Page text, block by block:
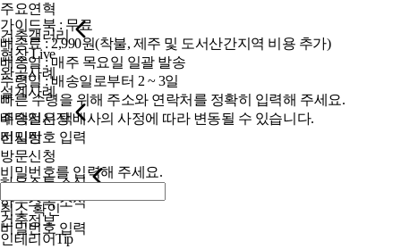
주요연혁
건축갤러리
현장 Live
완공사례
설계사례
주택전시장
전시장
방문신청
하우스톡 소식
하우스톡 소식
건축정보
인테리어Tip
가이드북 : 무료
배송료 : 2,990원(착불, 제주 및 도서산간지역 비용 추가)
배송일 : 매주 목요일 일괄 발송
수령일 : 배송일로부터 2 ~ 3일
빠른 수령을 위해 주소와 연락처를 정확히 입력해 주세요.
베송일은 택배사의 사정에 따라 변동될 수 있습니다.
비밀번호 입력
비밀번호를 입력해 주세요.
취소 확인
비밀번호 입력